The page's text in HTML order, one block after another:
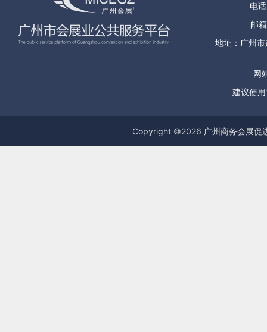
电
邮
地址：广州
网
建议使
Copyright ©2026 广州商务会展